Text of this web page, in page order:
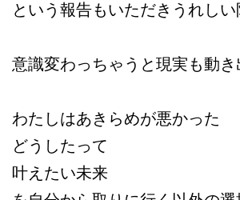
という報告もいただきうれし
意識変わっちゃうと現実も動き
わたしはあきらめが悪かった
どうしたって
叶えたい未来